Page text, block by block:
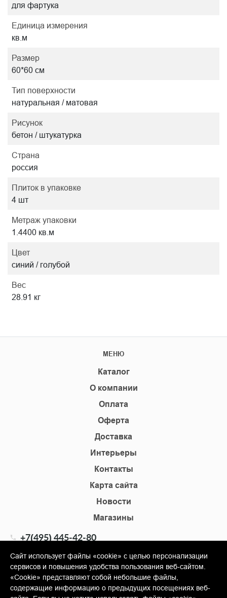
для фартука
Единица измерения
кв.м
Размер
60*60 см
Тип поверхности
натуральная / матовая
Рисунок
бетон / штукатурка
Страна
россия
Плиток в упаковке
4 шт
Метраж упаковки
1.4400 кв.м
Цвет
синий / голубой
Вес
28.91 кг
МЕНЮ
Каталог
О компании
Оплата
Оферта
Доставка
Интерьеры
Контакты
Карта сайта
Новости
Магазины
+7(495) 445-42-80
info@shopkm.ru
© Copyright 2013-2026 KERAMA MARAZZI, ООО «Гамма
Сайт использует файлы «cookie» с целью персонализации
сервисов и повышения удобства пользования веб-сайтом.
«Cookie» представляют собой небольшие файлы,
содержащие информацию о предыдущих посещениях веб-